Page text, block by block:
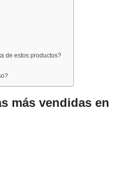
de estos productos?
más vendidas en